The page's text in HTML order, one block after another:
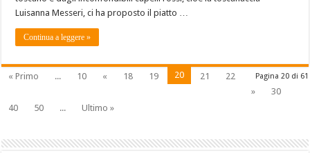
Luisanna Messeri, ci ha proposto il piatto …
Continua a leggere »
Pagina 20 di 61
« Primo ... 10 « 18 19 20 21
22
»
30
40
50 ... Ultimo »